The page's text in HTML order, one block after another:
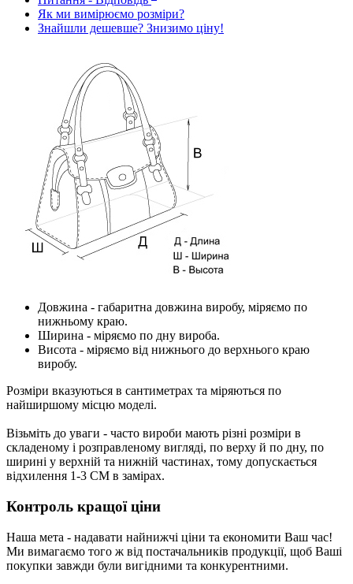
Як ми вимірюємо розміри?
Знайшли дешевше? Знизимо ціну!
Довжина - габаритна довжина виробу, міряємо по
нижньому краю.
Ширина - міряємо по дну вироба.
Висота - міряємо від нижнього до верхнього краю
виробу.
Розміри вказуються в сантиметрах та міряються по
найширшому місцю моделі.
Візьміть до уваги - часто вироби мають різні розміри в
складеному і розправленому вигляді, по верху й по дну, по
ширині у верхній та нижній частинах, тому допускається
відхилення 1-3 СМ в замірах.
Контроль кращої ціни
Наша мета - надавати найнижчі ціни та економити Ваш час!
Ми вимагаємо того ж від постачальників продукції, щоб Ваші
покупки завжди були вигідними та конкурентними.